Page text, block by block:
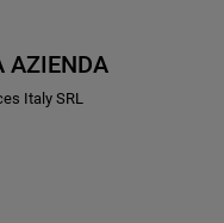
AZIENDA
Italy SRL